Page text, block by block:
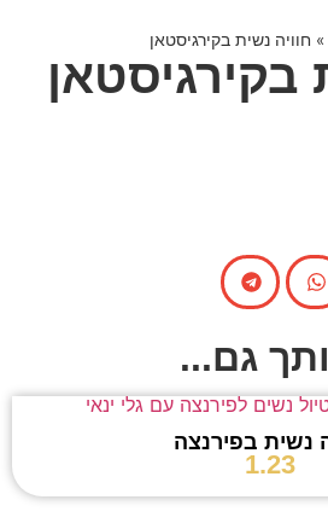
» חוויה נשית בקירגיסטאן
בקירגיסטאן
גם...
נשית בפירנצה
1.23